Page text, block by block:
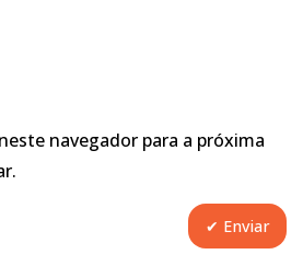
navegador para a próxima